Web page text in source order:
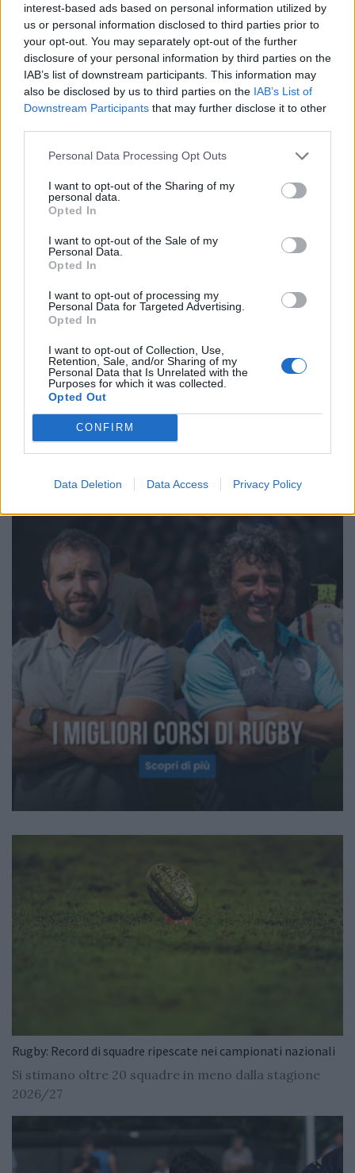
interest-based ads based on personal information utilized by
us or personal information disclosed to third parties prior to
your opt-out. You may separately opt-out of the further
disclosure of your personal information by third parties on the
IAB’s list of downstream participants. This information may
also be disclosed by us to third parties on the IAB’s List of
Downstream Participants that may further disclose it to other
Personal Data Processing Opt Outs
I want to opt-out of the Sharing of my
personal data.
Opted In
I want to opt-out of the Sale of my
Personal Data.
Opted In
I want to opt-out of processing my
Personal Data for Targeted Advertising.
Opted In
I want to opt-out of Collection, Use,
Retention, Sale, and/or Sharing of my
Personal Data that Is Unrelated with the
Purposes for which it was collected.
Opted Out
CONFIRM
Data Deletion Data Access Privacy Policy
SUPER RUGBY
Le migliori 5 mete della quinta
giornata di Super Rugby [VIDEO]
Daniele Goegan / 22.03.2018 10:38
Le migliori 5 mete della quarta
Daniele Goegan / 13.03.2018 16:36
SUPER RUGBY
11.03.2018 12:48
15 16 17 18 19 20 21 23
25
→
Rugby: Record di squadre ripescate nei campionati nazionali
Si stimano oltre 20 squadre in meno dalla stagione
2026/27